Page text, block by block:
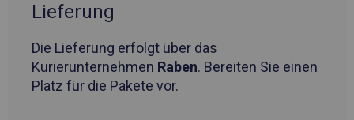
Lieferung
Die Lieferung erfolgt über das
Kurierunternehmen Raben. Bereiten Sie einen
Platz für die Pakete vor.